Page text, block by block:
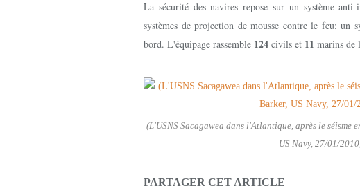
La sécurité des navires repose sur un système
systèmes de projection de mousse contre le feu; un
bord. L'équipage rassemble 124 civils et 11 marins de
(L'USNS Sacagawea dans l'Atlantique, après le séisme
US Navy, 27/01/
PARTAGER CET ARTICLE